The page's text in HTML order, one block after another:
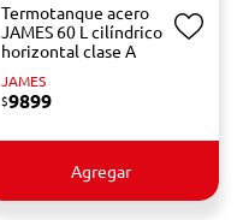
Termotanque acero
JAMES 60 L cilíndrico
horizontal clase A
JAMES
$9899
Agregar